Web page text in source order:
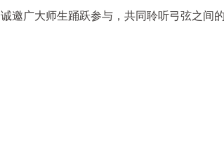
诚邀广大师生踊跃参与，共同聆听弓弦之间